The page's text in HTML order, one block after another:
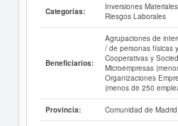
Categorías:
Inversiones
Riesgos Laborales
Beneficiarios:
Agrupaciones de
/ de personas físicas
Cooperativas y
Microempresas
Organizaciones
(menos de 250
Provincia: Comunidad de Madrid